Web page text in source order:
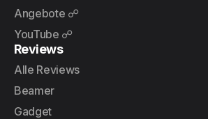
Angebote ☍
YouTube ☍
Reviews
Alle Reviews
Beamer
Gadget